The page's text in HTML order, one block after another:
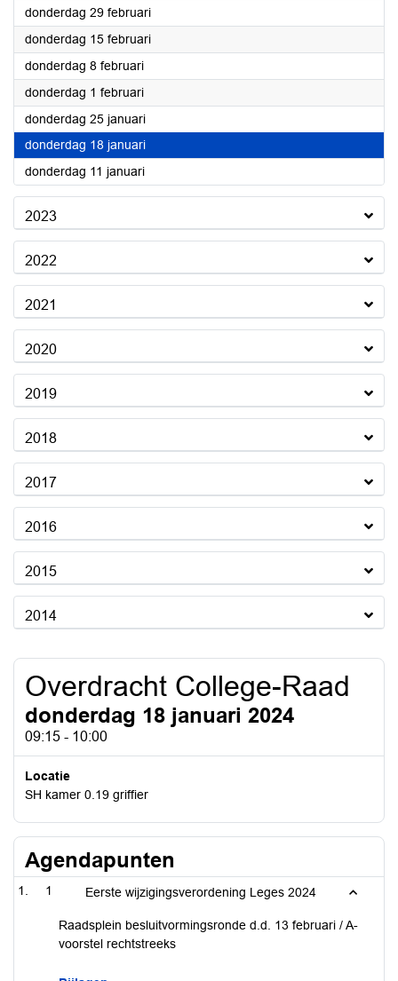
donderdag 29 februari2024
donderdag 15 februari2024
donderdag 8 februari2024
donderdag 1 februari2024
donderdag 25 januari2024
donderdag 18 januari2024
donderdag 11 januari2024
2023
2022
2021
2020
2019
2018
2017
2016
2015
2014
Overdracht College-Raad
donderdag 18 januari 2024
09:15 - 10:00
Locatie
SH kamer 0.19 griffier
Agendapunten
1 Eerste wijzigingsverordening Leges 2024
Raadsplein besluitvormingsronde d.d. 13 februari / A-
voorstel rechtstreeks